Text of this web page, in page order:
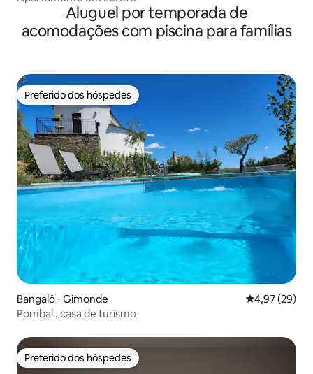
Aluguel por temporada de
acomodações com piscina para famílias
Preferido dos hóspedes
Preferido dos hóspedes
Bangalô ⋅ Gimonde 4,97 de uma
4,97 (29)
Pombal , casa de turismo
Preferido dos hóspedes
Preferido dos hóspedes